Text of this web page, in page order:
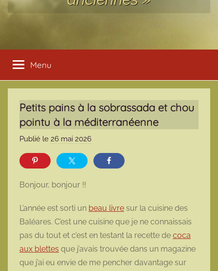
Menu
Petits pains à la sobrassada et chou
pointu à la méditerranéenne
Publié le 26 mai 2026
r
m
o
t
t
e
Bonjour, bonjour !!
L’année est sorti un beau livre sur la cuisine des
Baléares. C’est une cuisine que je ne connaissais
pas du tout et c’est en testant la recette de coca
aux blettes que j’avais trouvée dans un magazine
que j’ai eu envie de me pencher davantage sur